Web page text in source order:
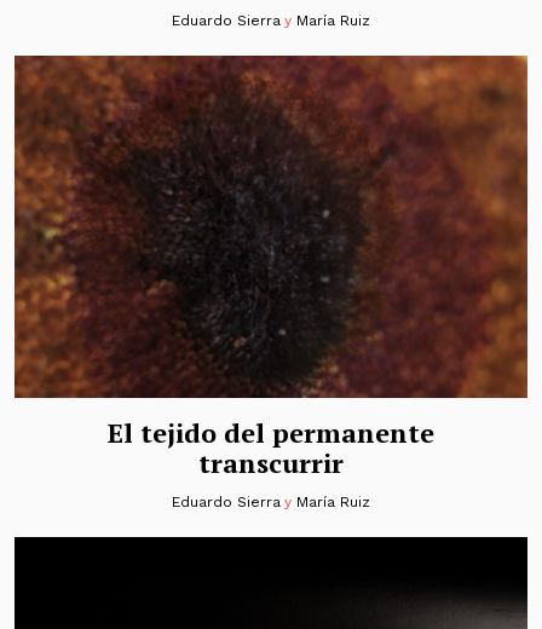
Eduardo Sierray María Ruiz
El tejido del permanente
transcurrir
Eduardo Sierra y María Ruiz